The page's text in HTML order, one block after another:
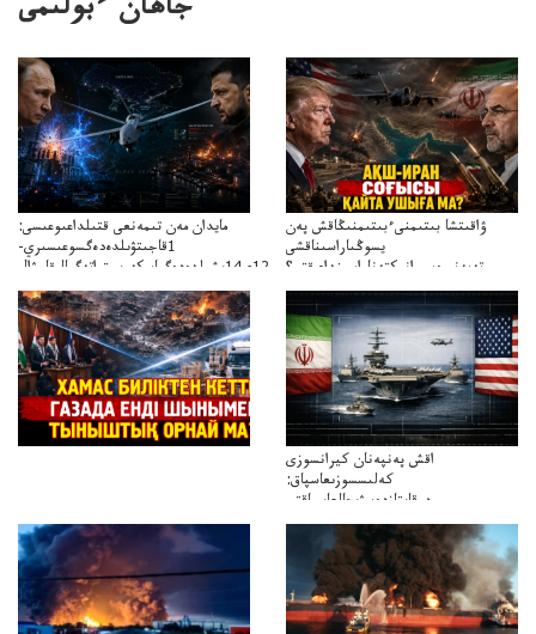
جاھان ءبولىمى
مايدان مەن تىمەنعى قتىلداعىوعىسى:
1قاجىتۋىلدەدەگسوعىسىري-
سترات12ي14ىشىلدەدەگىاسكەريستراتەگيالىقاحۋال
ۋاقىتشا بىتىمنىءبىتىمنىڭاقش پەن
يسوڭىاراسىناقشى
تەپەنىرەسيرانىكتەناراسىنداعىقتى؟
تەكەتىرەسنەلىكتەنقايتاۋشىقتى؟
اقش پەنپەنان كيرانسوزى
كەلىسسوزىعاسپاق:
دوقايتازدەسۋىجالعاسپاقتى
باسەڭدەتدوحا؟
كەزدەسۋىشيەلەنىستىباسەڭدەتەمە؟